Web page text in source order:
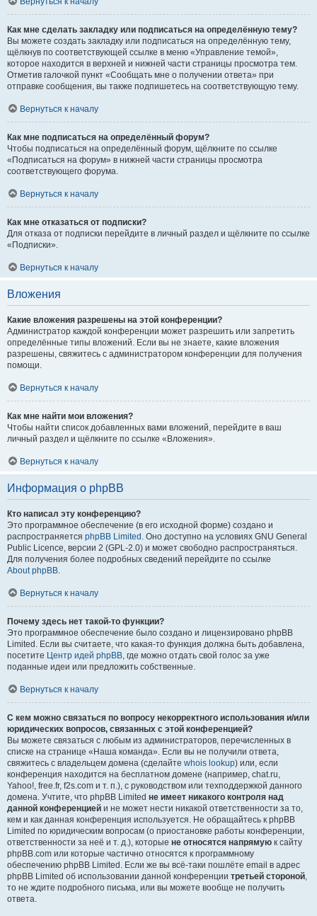
Как мне сделать закладку или подписаться на определённую тему?
Вы можете создать закладку или подписаться на определённую тему,
щёлкнув по соответствующей ссылке в меню «Управление темой»,
которое находится в верхней и нижней части страницы просмотра тем.
Отметив галочкой пункт «Сообщать мне о получении ответа» при
отправке сообщения, вы также подпишетесь на соответствующую тему.
Вернуться к началу
Как мне подписаться на определённый форум?
Чтобы подписаться на определённый форум, щёлкните по ссылке
«Подписаться на форум» в нижней части страницы просмотра
соответствующего форума.
Вернуться к началу
Как мне отказаться от подписки?
Для отказа от подписки перейдите в личный раздел и щёлкните по ссылке
«Подписки».
Вернуться к началу
Вложения
Какие вложения разрешены на этой конференции?
Администратор каждой конференции может разрешить или запретить
определённые типы вложений. Если вы не знаете, какие вложения
разрешены, свяжитесь с администратором конференции для получения
помощи.
Вернуться к началу
Как мне найти мои вложения?
Чтобы найти список добавленных вами вложений, перейдите в ваш
личный раздел и щёлкните по ссылке «Вложения».
Вернуться к началу
Информация о phpBB
Кто написал эту конференцию?
Это программное обеспечение (в его исходной форме) создано и
распространяется phpBB Limited . Оно доступно на условиях GNU General
Public Licence, версии 2 (GPL-2.0) и может свободно распространяться.
Для получения более подробных сведений перейдите по ссылке
About phpBB.
Вернуться к началу
Почему здесь нет такой-то функции?
Это программное обеспечение было создано и лицензировано phpBB
Limited. Если вы считаете, что какая-то функция должна быть добавлена,
посетите Центр идей phpBB, где можно отдать свой голос за уже
поданные идеи или предложить собственные.
Вернуться к началу
С кем можно связаться по вопросу некорректного использования и/или
юридических вопросов, связанных с этой конференцией?
Вы можете связаться с любым из администраторов, перечисленных в
списке на странице «Наша команда». Если вы не получили ответа,
свяжитесь с владельцем домена (сделайте whois lookup) или, если
конференция находится на бесплатном домене (например, chat.ru,
Yahoo!, free.fr, f2s.com и т. п.), с руководством или техподдержкой данного
домена. Учтите, что phpBB Limited не имеет никакого контроля над
данной конференцией и не может нести никакой ответственности за то,
кем и как данная конференция используется. Не обращайтесь к phpBB
Limited по юридическим вопросам (о приостановке работы конференции,
ответственности за неё и т. д.), которые не относятся напрямую к сайту
phpBB.com или которые частично относятся к программному
обеспечению phpBB Limited. Если же вы всё-таки пошлёте email в адрес
phpBB Limited об использовании данной конференции третьей стороной,
то не ждите подробного письма, или вы можете вообще не получить
ответа.